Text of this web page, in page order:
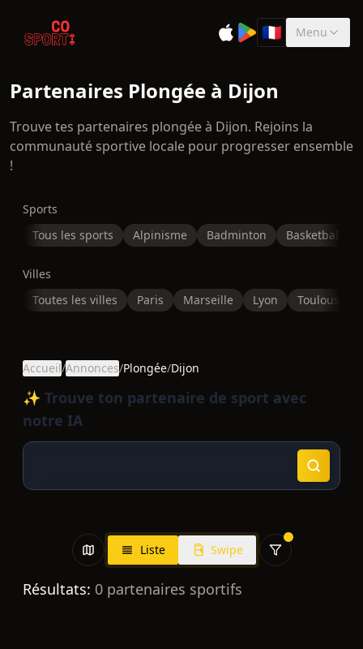
🇫🇷Sélectionner la
Menu
Partenaires Plongée à Dijon
Trouve tes partenaires plongée à Dijon. Rejoins la
communauté sportive locale pour progresser ensemble
!
Sports
Tous les sports
Alpinisme Badminton Basketball
Villes
Toutes les villes
Paris Marseille Lyon Toulouse
Accueil/Annonces/Plongée/Dijon
✨ Trouve ton partenaire de sport avec
notre IA
Liste Swipe
Résultats: 0 partenaires sportifs